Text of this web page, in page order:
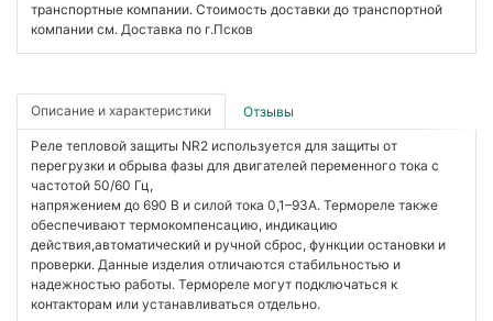
транспортные компании. Стоимость доставки до транспортной
компании см. Доставка по г.Псков
Описание и характеристики Отзывы
Реле тепловой защиты NR2 используется для защиты от
перегрузки и обрыва фазы для двигателей переменного тока с
частотой 50/60 Гц,
напряжением до 690 В и силой тока 0,1–93А. Термореле также
обеспечивают термокомпенсацию, индикацию
действия,автоматический и ручной сброс, функции остановки и
проверки. Данные изделия отличаются стабильностью и
надежностью работы. Термореле могут подключаться к
контакторам или устанавливаться отдельно.